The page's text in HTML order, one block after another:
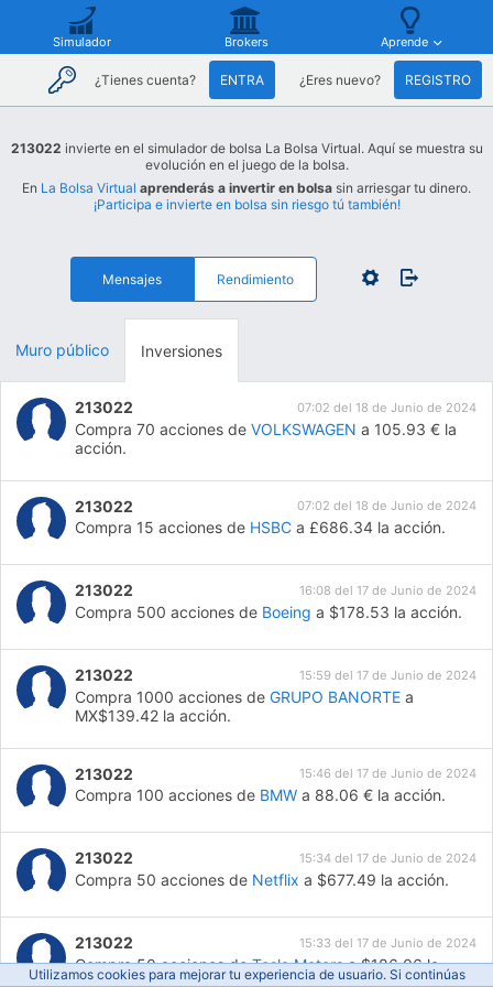
Simulador Brokers Aprende
¿Tienes cuenta? ENTRA ¿Eres nuevo? REGISTRO
213022 invierte en el simulador de bolsa La Bolsa Virtual. Aquí se muestra su
evolución en el juego de la bolsa.
En La Bolsa Virtual aprenderás a invertir en bolsa sin arriesgar tu dinero.
¡Participa e invierte en bolsa sin riesgo tú también!
Mensajes Rendimiento
Muro público Inversiones
213022 07:02 del 18 de Junio de 2024
Compra 70 acciones deVOLKSWAGEN a 105.93 € la
acción.
213022 07:02 del 18 de Junio de 2024
Compra 15 acciones de HSBC a £686.34 la acción.
213022 16:08 del 17 de Junio de 2024
Compra 500 acciones de Boeing a $178.53 la acción.
213022 15:59 del 17 de Junio de 2024
Compra 1000 acciones deGRUPO BANORTE a
MX$139.42 la acción.
213022 15:46 del 17 de Junio de 2024
Compra 100 acciones de BMW a 88.06 € la acción.
213022 15:34 del 17 de Junio de 2024
Compra 50 acciones de Netflix a $677.49 la acción.
213022 15:33 del 17 de Junio de 2024
Compra 50 acciones deTesla Motorsa $186.06 la
acción.
Utilizamos cookies para mejorar tu experiencia de usuario. Si continúas